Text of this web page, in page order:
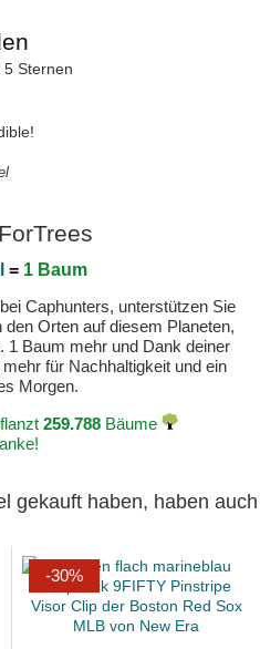
Sternen
= 1 Baum
Caphunters, unterstützen Sie
Orten auf diesem Planeten,
1 Baum mehr und Dank deiner
für Nachhaltigkeit und ein
Morgen.
259.788Bäume
gekauft haben, haben auch
-30%